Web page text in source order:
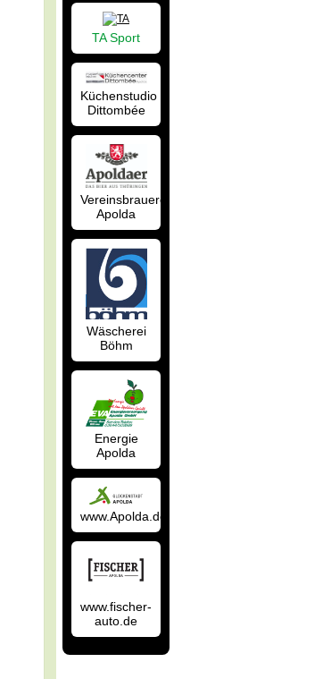
TA Sport
Küchenstudio
Dittombée
Vereinsbrauerei
Apolda
Wäscherei
Böhm
Energie
Apolda
www.Apolda.de
www.fischer-
auto.de